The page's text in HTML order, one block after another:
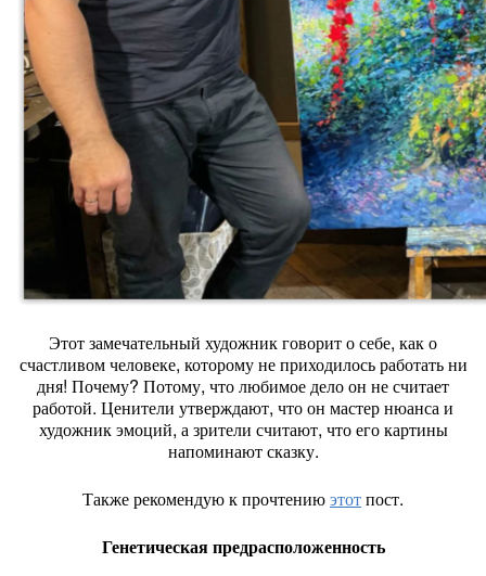
Этот замечательный художник говорит о себе, как о
счастливом человеке, которому не приходилось работать ни
дня! Почему? Потому, что любимое дело он не считает
работой. Ценители утверждают, что он мастер нюанса и
художник эмоций, а зрители считают, что его картины
напоминают сказку.
Также рекомендую к прочтениюэтотпост.
Генетическая предрасположенность